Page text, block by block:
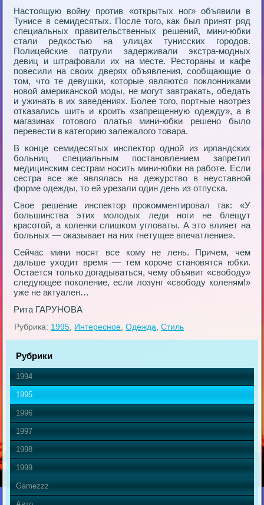
Настоящую войну против «открытых ног» объявили в
Тунисе в семидесятых. После того, как был принят ряд
специальных правительственных решений, мини-юбки
стали редкостью на улицах тунисских городов.
Полицейские патрули задерживали экстра-модных
девиц и штрафовали их на месте. Рестораны и кафе
повесили на своих дверях объявления, сообщающие о
том, что те девушки, которые являются поклонниками
новой американской моды, не могут завтракать, обедать
и ужинать в их заведениях. Более того, портные наотрез
отказались шить и кроить «запрещенную одежду», а в
магазинах готового платья мини-юбки решено было
перевести в категорию залежалого товара.
В конце семидесятых инспектор одной из ирландских
больниц специальным постановлением запретил
медицинским сестрам носить мини-юбки на работе. Если
сестра все же являлась на дежурство в неуставной
форме одежды, то ей урезали один день из отпуска.
Свое решение инспектор прокомментировал так: «У
большинства этих молодых леди ноги не блещут
красотой, а коленки слишком угловаты. А это влияет на
больных — оказывает на них гнетущее впечатление».
Сейчас мини носят все кому не лень. Причем, чем
дальше уходит время — тем короче становятся юбки.
Остается только догадываться, чему объявит «свободу»
следующее поколение, если лозунг «свободу коленям!»
уже не актуален…
Рита ГАРУНОВА
Рубрика: 1995, Интересное,Одежда,Стиль
Рубрики
1994
1995
1996
1997
1998
1999
Gamezzz